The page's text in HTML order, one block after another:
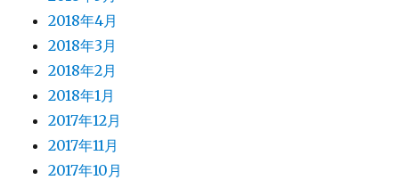
2018年4月
2018年3月
2018年2月
2018年1月
2017年12月
2017年11月
2017年10月